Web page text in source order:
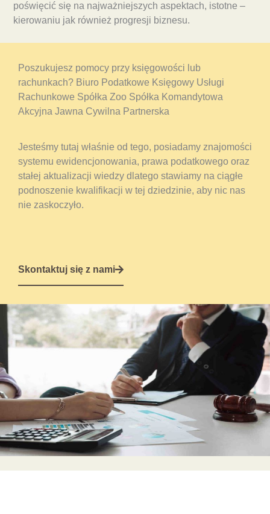
poświęcić się na najważniejszych aspektach, istotne –
kierowaniu jak również progresji biznesu.
Poszukujesz pomocy przy księgowości lub
rachunkach? Biuro Podatkowe Księgowy Usługi
Rachunkowe Spółka Zoo Spółka Komandytowa
Akcyjna Jawna Cywilna Partnerska
Jesteśmy tutaj właśnie od tego, posiadamy znajomości
systemu ewidencjonowania, prawa podatkowego oraz
stałej aktualizacji wiedzy dlatego stawiamy na ciągłe
podnoszenie kwalifikacji w tej dziedzinie, aby nic nas
nie zaskoczyło.
Skontaktuj się z nami